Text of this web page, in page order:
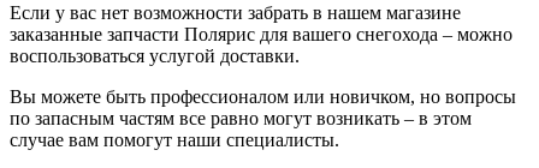
Если у вас нет возможности забрать в нашем магазине
заказанные запчасти Полярис для вашего снегохода – можно
воспользоваться услугой доставки.
Вы можете быть профессионалом или новичком, но вопросы
по запасным частям все равно могут возникать – в этом
случае вам помогут наши специалисты.